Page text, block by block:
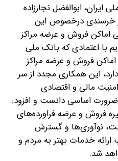
ابوالفضل نجارزاده
خرسندی درخصوص این
فروش و عرضه مراکز
با اعتمادی که بانک ملی
فروش و عرضه مراکز
این همکاری مجدد از سر
مالی و اقتصادی
ضرورت اساسی دانست و افزود:
فروش و عرضه فراورده‌های
نوآوری‌ها و گسترش
خدمات بهتر به مردم و
شد.